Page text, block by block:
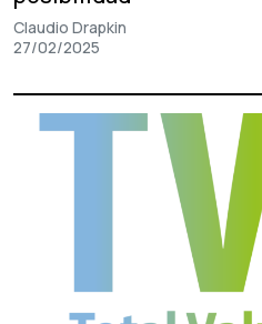
Claudio Drapkin
27/02/2025